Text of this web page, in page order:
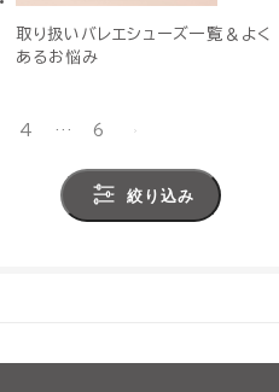
取り扱いバレエシューズ一覧＆よく
あるお悩み
4 … 6
絞り込み